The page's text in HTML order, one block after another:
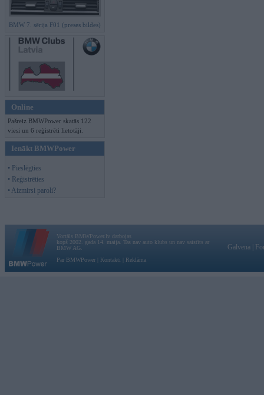
BMW 7. sērija F01 (preses bildes)
Online
Pašreiz BMWPower skatās 122
viesi un 6 reģistrēti lietotāji.
Ienākt BMWPower
• Pieslēgties
• Reģistrēties
• Aizmirsi paroli?
Vortāls BMWPower.lv darbojas
kopš 2002. gada 14. maija. Tas nav auto klubs un nav saistīts ar
BMW AG.
Par BMWPower
Kontakti Reklāma
Galvena